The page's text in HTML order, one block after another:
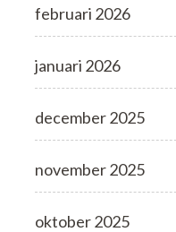
februari 2026
januari 2026
december 2025
november 2025
oktober 2025